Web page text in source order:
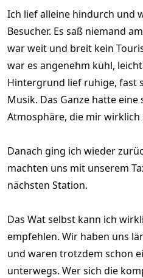
Ich lief alleine hindurch und
Besucher. Es saß niemand
war weit und breit kein
war es angenehm kühl,
Hintergrund lief ruhige, fast
Musik. Das Ganze hatte
Atmosphäre, die mir
Danach ging ich wieder
machten uns mit unserem
nächsten Station.
Das Wat selbst kann ich
empfehlen. Wir haben uns
und waren trotzdem schon
unterwegs. Wer sich die